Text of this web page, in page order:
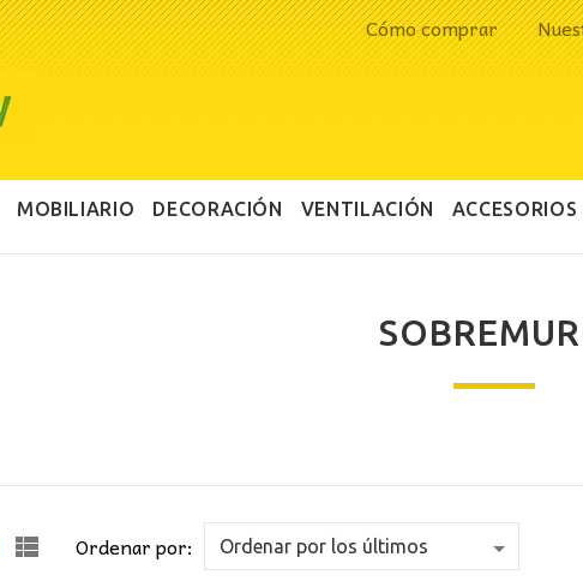
Cómo comprar
MOBILIARIO DECORACIÓN VENTILACIÓN ACCESORIOS
Ordenar por: